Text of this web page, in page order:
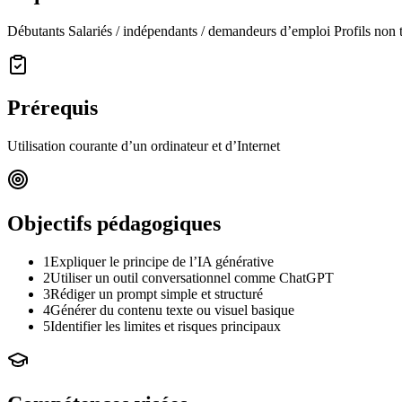
Débutants Salariés / indépendants / demandeurs d’emploi Profils non
Prérequis
Utilisation courante d’un ordinateur et d’Internet
Objectifs pédagogiques
1Expliquer le principe de l’IA générative
2Utiliser un outil conversationnel comme ChatGPT
3Rédiger un prompt simple et structuré
4Générer du contenu texte ou visuel basique
5Identifier les limites et risques principaux